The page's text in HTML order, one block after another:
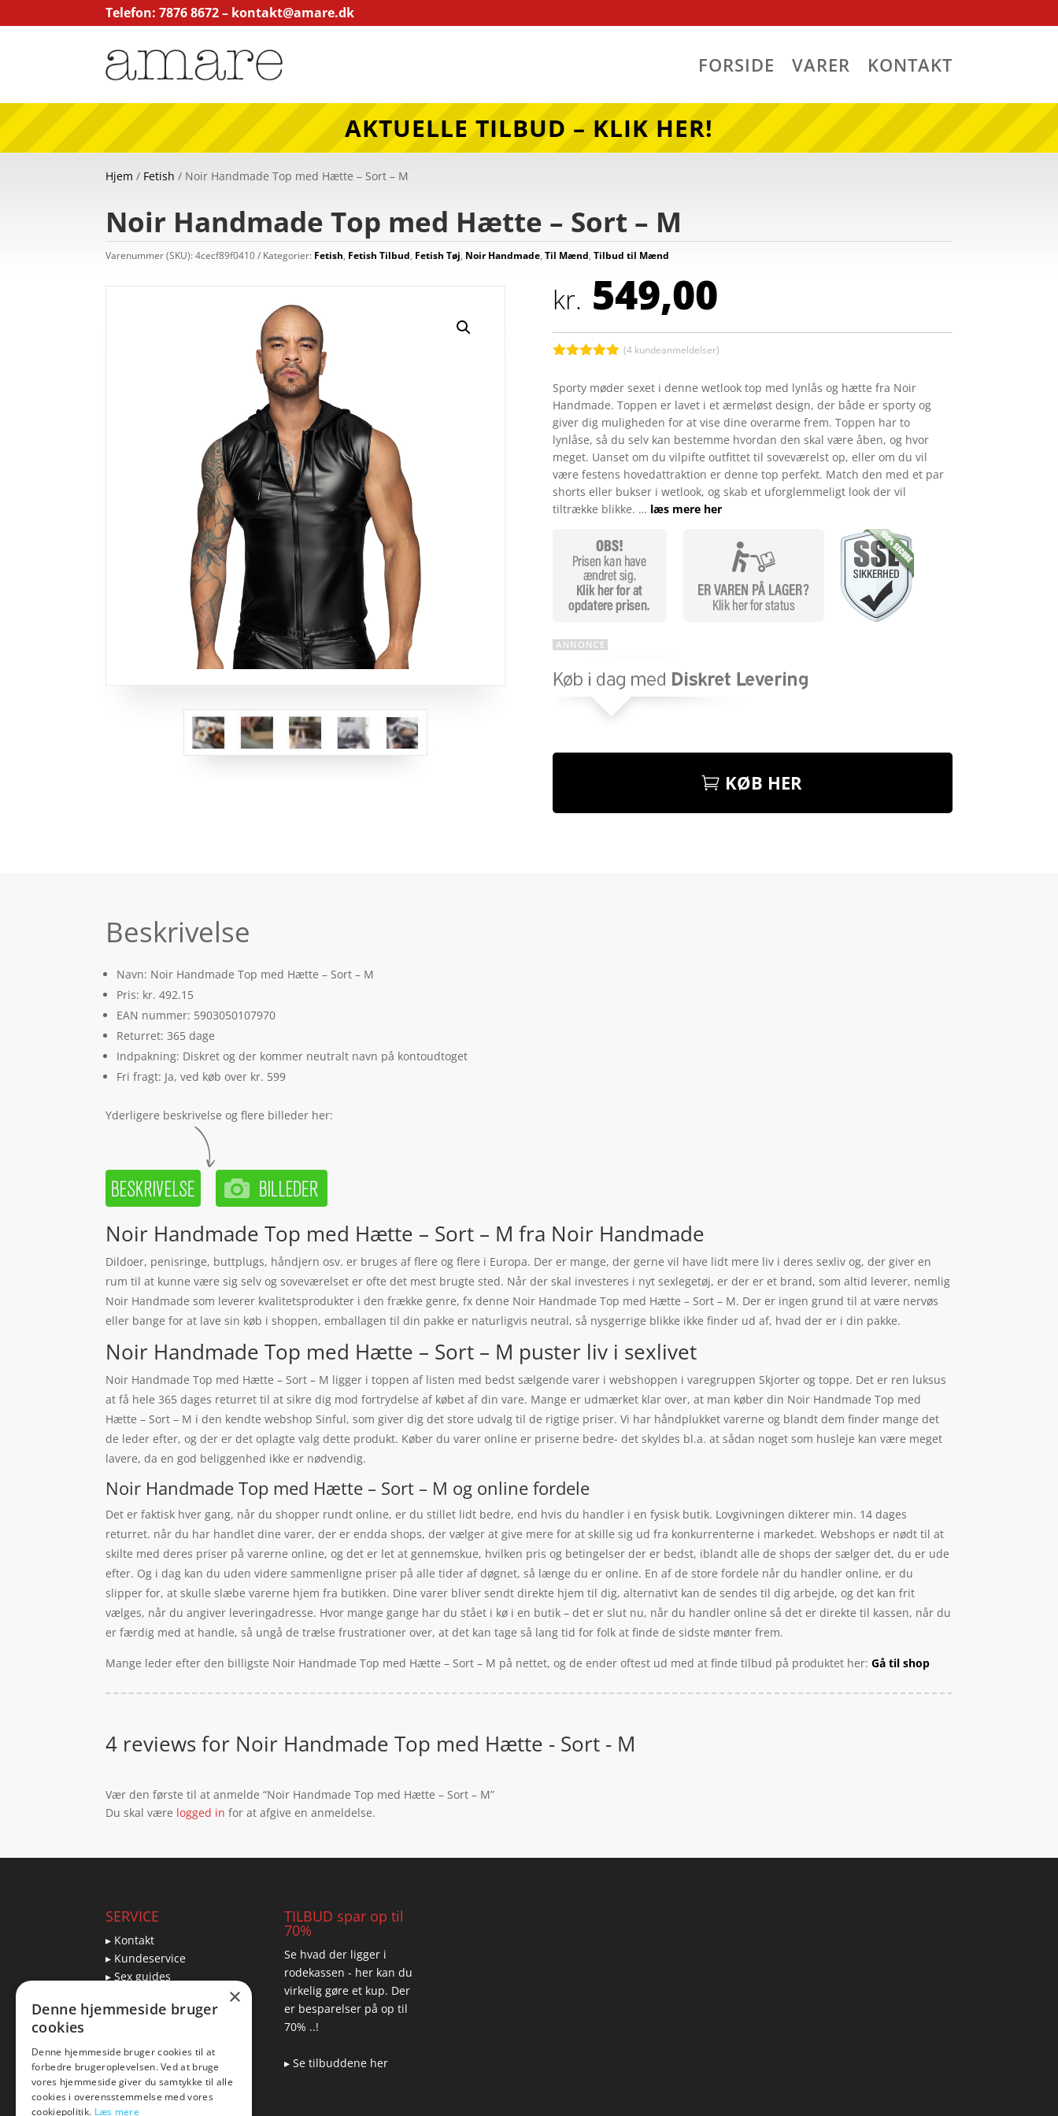
Telefon: 7876 8672 – kontakt@amare.dk
FORSIDE VARER KONTAKT
AKTUELLE TILBUD – KLIK HER!
Hjem / Fetish / Noir Handmade Top med Hætte – Sort – M
Noir Handmade Top med Hætte – Sort – M
Varenummer (SKU):4cecf89f0410 Kategorier: Fetish, Fetish Tilbud, Fetish Tøj, Noir Handmade,Til Mænd,Tilbud til Mænd
kr. 549,00
ud af 5
baseret på
kundebedøm
melser
(4kundeanmeldelser)
Sporty møder sexet i denne wetlook top med lynlås og hætte fra Noir
Handmade. Toppen er lavet i et ærmeløst design, der både er sporty og
giver dig muligheden for at vise dine overarme frem. Toppen har to
lynlåse, så du selv kan bestemme hvordan den skal være åben, og hvor
meget. Uanset om du vilpifte outfittet til soveværelst op, eller om du vil
være festens hovedattraktion er denne top perfekt. Match den med et par
shorts eller bukser i wetlook, og skab et uforglemmeligt look der vil
tiltrække blikke. … læs mere her
KØB HER
Beskrivelse
Navn: Noir Handmade Top med Hætte – Sort – M
Pris: kr. 492.15
EAN nummer: 5903050107970
Returret: 365 dage
Indpakning: Diskret og der kommer neutralt navn på kontoudtoget
Fri fragt: Ja, ved køb over kr. 599
Yderligere beskrivelse og flere billeder her:
Noir Handmade Top med Hætte – Sort – M fra Noir Handmade
Dildoer, penisringe, buttplugs, håndjern osv. er bruges af flere og flere i Europa. Der er mange, der gerne vil have lidt mere liv i deres sexliv og, der giver en
rum til at kunne være sig selv og soveværelset er ofte det mest brugte sted. Når der skal investeres i nyt sexlegetøj, er der er et brand, som altid leverer, nemlig
Noir Handmade som leverer kvalitetsprodukter i den frække genre, fx denne Noir Handmade Top med Hætte – Sort – M. Der er ingen grund til at være nervøs
eller bange for at lave sin køb i shoppen, emballagen til din pakke er naturligvis neutral, så nysgerrige blikke ikke finder ud af, hvad der er i din pakke.
Noir Handmade Top med Hætte – Sort – M puster liv i sexlivet
Noir Handmade Top med Hætte – Sort – M ligger i toppen af listen med bedst sælgende varer i webshoppen i varegruppen Skjorter og toppe. Det er ren luksus
at få hele 365 dages returret til at sikre dig mod fortrydelse af købet af din vare. Mange er udmærket klar over, at man køber din Noir Handmade Top med
Hætte – Sort – M i den kendte webshop Sinful, som giver dig det store udvalg til de rigtige priser. Vi har håndplukket varerne og blandt dem finder mange det
de leder efter, og der er det oplagte valg dette produkt. Køber du varer online er priserne bedre- det skyldes bl.a. at sådan noget som husleje kan være meget
lavere, da en god beliggenhed ikke er nødvendig.
Noir Handmade Top med Hætte – Sort – M og online fordele
Det er faktisk hver gang, når du shopper rundt online, er du stillet lidt bedre, end hvis du handler i en fysisk butik. Lovgivningen dikterer min. 14 dages
returret. når du har handlet dine varer, der er endda shops, der vælger at give mere for at skille sig ud fra konkurrenterne i markedet. Webshops er nødt til at
skilte med deres priser på varerne online, og det er let at gennemskue, hvilken pris og betingelser der er bedst, iblandt alle de shops der sælger det, du er ude
efter. Og i dag kan du uden videre sammenligne priser på alle tider af døgnet, så længe du er online. En af de store fordele når du handler online, er du
slipper for, at skulle slæbe varerne hjem fra butikken. Dine varer bliver sendt direkte hjem til dig, alternativt kan de sendes til dig arbejde, og det kan frit
vælges, når du angiver leveringadresse. Hvor mange gange har du stået i kø i en butik – det er slut nu, når du handler online så det er direkte til kassen, når du
er færdig med at handle, så ungå de trælse frustrationer over, at det kan tage så lang tid for folk at finde de sidste mønter frem.
Mange leder efter den billigste Noir Handmade Top med Hætte – Sort – M på nettet, og de ender oftest ud med at finde tilbud på produktet her:Gå til shop
4 reviews for Noir Handmade Top med Hætte - Sort - M
Vær den første til at anmelde “Noir Handmade Top med Hætte – Sort – M”
Du skal være logged in for at afgive en anmeldelse.
SERVICE
▸ Kontakt
▸ Kundeservice
▸ Sex guides
▸ Returnering
Blog
Pris, kvalitet & sexlegetøj
TILBUD spar op til
70%
Se hvad der ligger i
rodekassen - her kan du
virkelig gøre et kup. Der
er besparelser på op til
70% ..!
▸ Se tilbuddene her
×
Denne hjemmeside bruger
cookies
Denne hjemmeside bruger cookies til at
forbedre brugeroplevelsen. Ved at bruge
vores hjemmeside giver du samtykke til alle
cookies i overensstemmelse med vores
cookiepolitik. Læs mere